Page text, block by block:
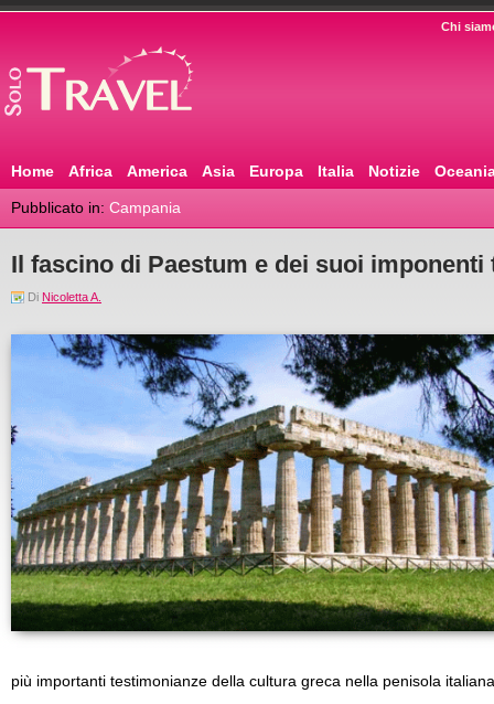
Chi
Home Africa America Asia Europa Italia Notizie
Pubblicato in: Campania
Il fascino di Paestum e dei suoi
Di Nicoletta A.
più importanti testimonianze della cultura greca nella penisola